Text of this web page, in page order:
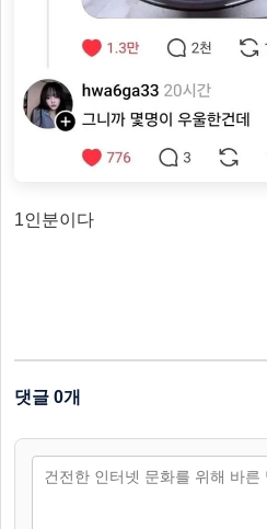
1인분이다
댓글 0개